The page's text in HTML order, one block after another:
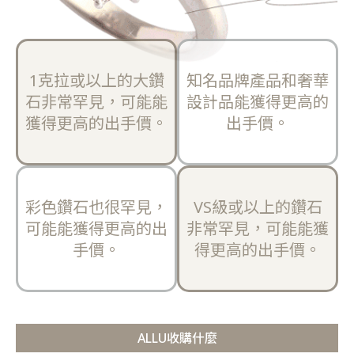
1克拉或以上的大鑽
石非常罕見，可能能
獲得更高的出手價。
知名品牌產品和奢華
設計品能獲得更高的
出手價。
彩色鑽石也很罕見，
可能能獲得更高的出
手價。
VS級或以上的鑽石
非常罕見，可能能獲
得更高的出手價。
ALLU收購什麼